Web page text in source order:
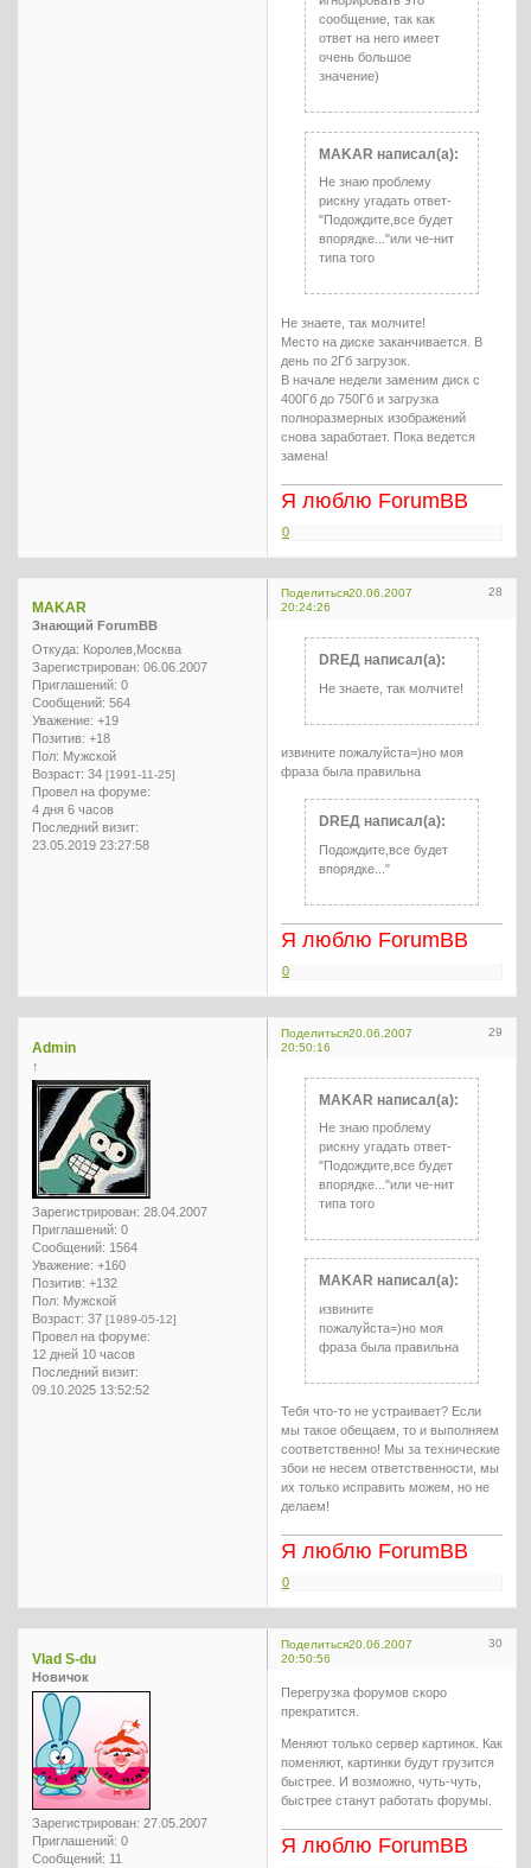
сообщение, так как
ответ на него имеет
очень большое
значение)
MAKAR написал(а):
Не знаю проблему
рискну угадать ответ-
"Подождите,все будет
впорядке..."или че-нит
типа того
Не знаете, так молчите!
Место на диске заканчивается. В
день по 2Гб загрузок.
В начале недели заменим диск с
400Гб до 750Гб и загрузка
полноразмерных изображений
снова заработает. Пока ведется
замена!
Я люблю ForumBB
0
Поделиться 28
20.06.2007
20:24:26
MAKAR
Знающий ForumBB
Откуда: Королев,Москва
Зарегистрирован: 06.06.2007
Приглашений: 0
Сообщений: 564
Уважение: +19
Позитив: +18
Пол: Мужской
Возраст: 34 [1991-11-25]
Провел на форуме:
4 дня 6 часов
Последний визит:
23.05.2019 23:27:58
DREД написал(а):
Не знаете, так молчите!
извините пожалуйста=)но моя
фраза была правильна
DREД написал(а):
Подождите,все будет
впорядке..."
Я люблю ForumBB
0
Поделиться 29
20.06.2007
20:50:16
Admin
↑
Зарегистрирован: 28.04.2007
Приглашений: 0
Сообщений: 1564
Уважение: +160
Позитив: +132
Пол: Мужской
Возраст: 37 [1989-05-12]
Провел на форуме:
12 дней 10 часов
Последний визит:
09.10.2025 13:52:52
MAKAR написал(а):
Не знаю проблему
рискну угадать ответ-
"Подождите,все будет
впорядке..."или че-нит
типа того
MAKAR написал(а):
извините
пожалуйста=)но моя
фраза была правильна
Тебя что-то не устраивает? Если
мы такое обещаем, то и выполняем
соответственно! Мы за технические
збои не несем ответственности, мы
их только исправить можем, но не
делаем!
Я люблю ForumBB
0
Поделиться 30
20.06.2007
20:50:56
Vlad S-du
Новичок
Зарегистрирован: 27.05.2007
Приглашений: 0
Сообщений: 11
Перегрузка форумов скоро
прекратится.
Меняют только сервер картинок. Как
поменяют, картинки будут грузится
быстрее. И возможно, чуть-чуть,
быстрее станут работать форумы.
Я люблю ForumBB